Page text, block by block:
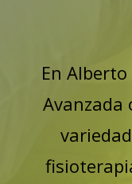
En
Avanzada